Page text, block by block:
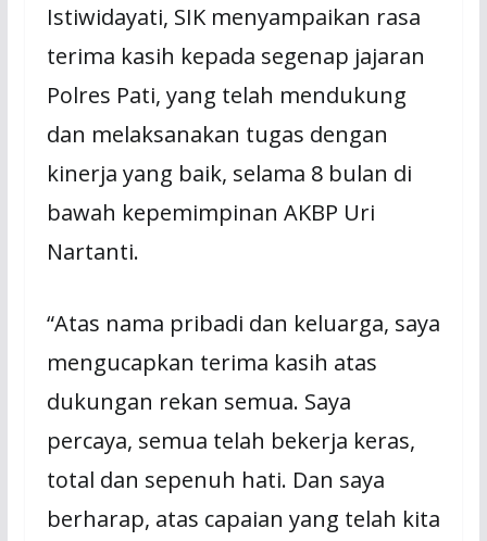
Istiwidayati, SIK menyampaikan rasa
terima kasih kepada segenap jajaran
Polres Pati, yang telah mendukung
dan melaksanakan tugas dengan
kinerja yang baik, selama 8 bulan di
bawah kepemimpinan AKBP Uri
Nartanti.
“Atas nama pribadi dan keluarga, saya
mengucapkan terima kasih atas
dukungan rekan semua. Saya
percaya, semua telah bekerja keras,
total dan sepenuh hati. Dan saya
berharap, atas capaian yang telah kita